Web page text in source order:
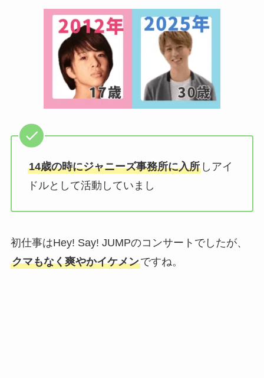
14歳の時にジャニーズ事務所に入所しアイ
ドルとして活動していまし
初仕事はHey! Say! JUMPのコンサートでしたが、
クマもなく爽やかイケメンですね。